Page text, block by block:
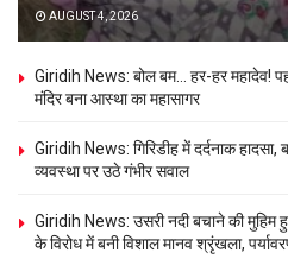
AUGUST 4, 2026
Giridih News: बोल बम… हर-हर महादेव!
मंदिर बना आस्था का महासागर
Giridih News: गिरिडीह में दर्दनाक
व्यवस्था पर उठे गंभीर सवाल
Giridih News: उसरी नदी बचाने की
के विरोध में बनी विशाल मानव श्रृंखला,